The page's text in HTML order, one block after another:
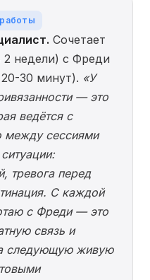
Сочетает
недели) с Фреди
30 минут). «У
— это
ведётся с
сессиями
тревога перед
С каждой
с Фреди — это
связь и
следующую живую